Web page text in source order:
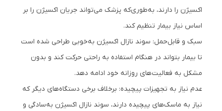
اکسیژن را دارند، به‌طوری‌که پزشک می‌تواند جریان اکسیژن را بر
اساس نیاز بیمار تنظیم کند.
سبک و قابل‌حمل: سوند نازال اکسیژن به‌خوبی طراحی شده است
تا بیمار بتواند در هنگام استفاده به راحتی حرکت کند و بدون
مشکل به فعالیت‌های روزانه خود ادامه دهد.
عدم نیاز به تجهیزات پیچیده: برخلاف برخی دستگاه‌های دیگر که
نیاز به ماسک‌های پیچیده دارند، سوند نازال اکسیژن به‌سادگی و